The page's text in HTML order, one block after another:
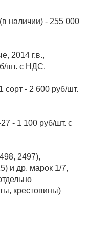
наличии) - 255 000
2014 г.в.,
- 2 600 руб/шт.
- 1 100 руб/шт. с
2497),
и др. марок 1/7,